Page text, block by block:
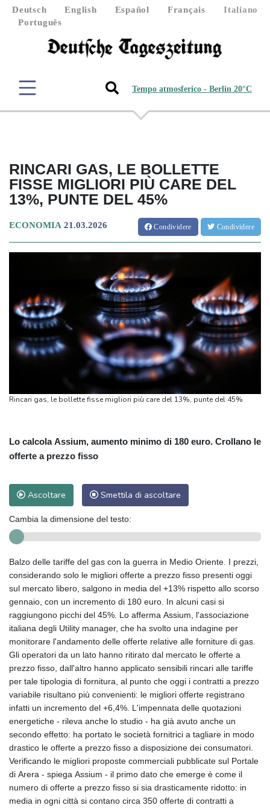
Deutsch English Español Français
Italiano
Português
Tempo atmosferico - Berlin 20°C
RINCARI GAS, LE BOLLETTE
FISSE MIGLIORI PIÙ CARE DEL
13%, PUNTE DEL 45%
ECONOMIA 21.03.2026 Condividere Condividere
Rincari gas, le bollette fisse migliori più care del 13%, punte del 45%
Lo calcola Assium, aumento minimo di 180 euro. Crollano le
offerte a prezzo fisso
Ascoltare Smettila di ascoltare
Cambia la dimensione del testo:
Balzo delle tariffe del gas con la guerra in Medio Oriente. I prezzi,
considerando solo le migliori offerte a prezzo fisso presenti oggi
sul mercato libero, salgono in media del +13% rispetto allo scorso
gennaio, con un incremento di 180 euro. In alcuni casi si
raggiungono picchi del 45%. Lo afferma Assium, l'associazione
italiana degli Utility manager, che ha svolto una indagine per
monitorare l'andamento delle offerte relative alle forniture di gas.
Gli operatori da un lato hanno ritirato dal mercato le offerte a
prezzo fisso, dall'altro hanno applicato sensibili rincari alle tariffe
per tale tipologia di fornitura, al punto che oggi i contratti a prezzo
variabile risultano più convenienti: le migliori offerte registrano
infatti un incremento del +6,4%. L'impennata delle quotazioni
energetiche - rileva anche lo studio - ha già avuto anche un
secondo effetto: ha portato le società fornitrici a tagliare in modo
drastico le offerte a prezzo fisso a disposizione dei consumatori.
Verificando le migliori proposte commerciali pubblicate sul Portale
di Arera - spiega Assium - il primo dato che emerge è come il
numero di offerte a prezzo fisso si sia drasticamente ridotto: in
media in ogni città si contano circa 350 offerte di contratti a